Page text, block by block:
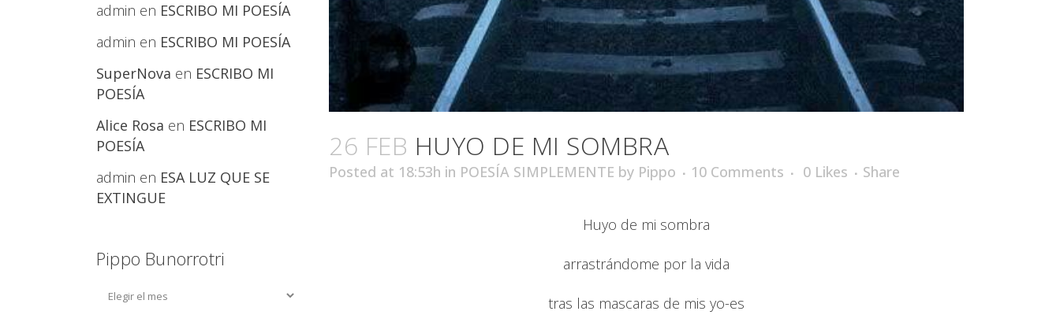
admin en ESCRIBO MI POESÍA
admin en ESCRIBO MI POESÍA
SuperNova en ESCRIBO MI
POESÍA
Alice Rosa en ESCRIBO MI
POESÍA
admin en ESA LUZ QUE SE
EXTINGUE
Pippo Bunorrotri
26 FEB HUYO DE MI SOMBRA
Posted at 18:53h in POESÍA SIMPLEMENTE by Pippo 10 Comments 0 Likes Share
Huyo de mi sombra
arrastrándome por la vida
tras las mascaras de mis yo-es